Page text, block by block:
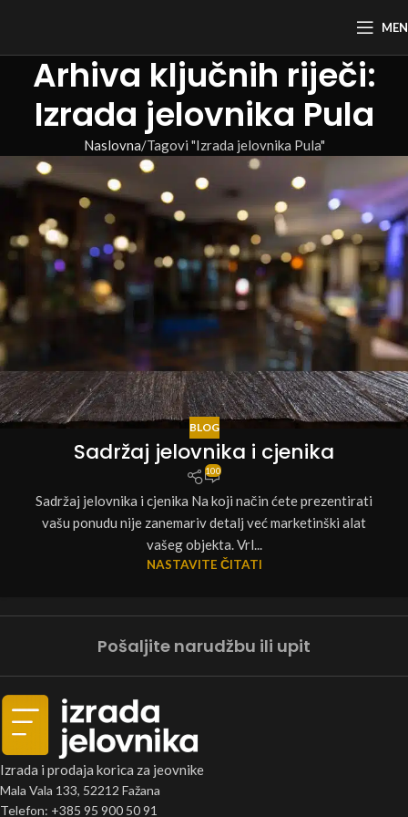
Arhiva ključnih riječi:
Izrada jelovnika Pula
Naslovna Tagovi "Izrada jelovnika Pula"
BLOG
Sadržaj jelovnika i cjenika
100
Sadržaj jelovnika i cjenika Na koji način ćete prezentirati
vašu ponudu nije zanemariv detalj već marketinški alat
vašeg objekta. Vrl...
NASTAVITE ČITATI
Pošaljite narudžbu ili upit
Izrada i prodaja korica za jeovnike
Mala Vala 133, 52212 Fažana
Telefon: +385 95 900 50 91